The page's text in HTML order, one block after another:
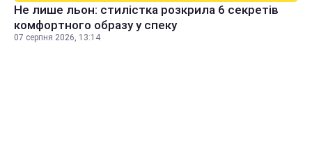
Не лише льон: стилістка розкрила 6 секретів
комфортного образу у спеку
07 серпня 2026, 13:14